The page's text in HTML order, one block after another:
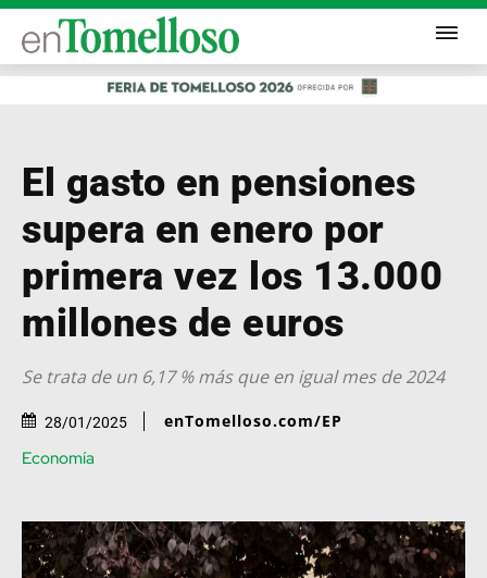
El gasto en pensiones
supera en enero por
primera vez los 13.000
millones de euros
Se trata de un 6,17 % más que en igual mes de 2024
28/01/2025 enTomelloso.com/EP
Economía